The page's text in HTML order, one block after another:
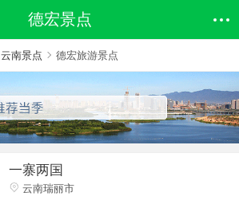
德宏景点
云南景点 德宏旅游景点
一寨两国
云南瑞丽市